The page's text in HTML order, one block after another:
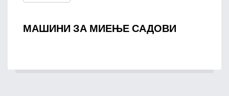
МАШИНИ ЗА МИЕЊЕ САДОВИ